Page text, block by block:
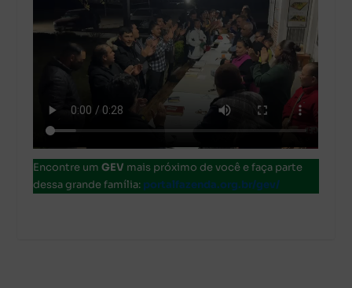
Encontre umGEV mais próximo de você e faça parte
dessa grande família: portalfazenda.org.br/gev/